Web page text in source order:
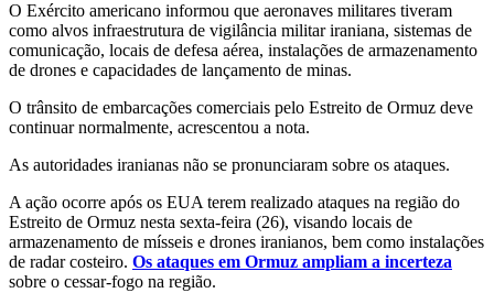
O Exército americano informou que aeronaves militares tiveram
como alvos infraestrutura de vigilância militar iraniana, sistemas de
comunicação, locais de defesa aérea, instalações de armazenamento
de drones e capacidades de lançamento de minas.
O trânsito de embarcações comerciais pelo Estreito de Ormuz deve
continuar normalmente, acrescentou a nota.
As autoridades iranianas não se pronunciaram sobre os ataques.
A ação ocorre após os EUA terem realizado ataques na região do
Estreito de Ormuz nesta sexta-feira (26), visando locais de
armazenamento de mísseis e drones iranianos, bem como instalações
de radar costeiro. Os ataques em Ormuz ampliam a incerteza
sobre o cessar-fogo na região.